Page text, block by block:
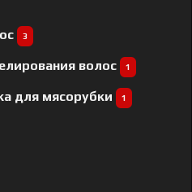
3
волос 1
для мясорубки 1